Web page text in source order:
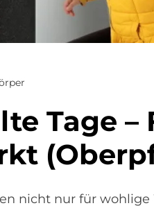
Tage
nicht nur für